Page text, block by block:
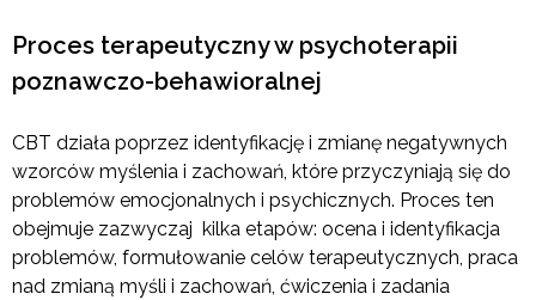
Proces terapeutyczny w psychoterapii
poznawczo-behawioralnej
CBT działa poprzez identyfikację i zmianę negatywnych
wzorców myślenia i zachowań, które przyczyniają się do
problemów emocjonalnych i psychicznych. Proces ten
obejmuje zazwyczaj kilka etapów: ocena i identyfikacja
problemów, formułowanie celów terapeutycznych, praca
nad zmianą myśli i zachowań, ćwiczenia i zadania